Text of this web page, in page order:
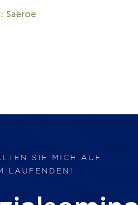
Saeroe
SIE MICH AUF
LAUFENDEN!